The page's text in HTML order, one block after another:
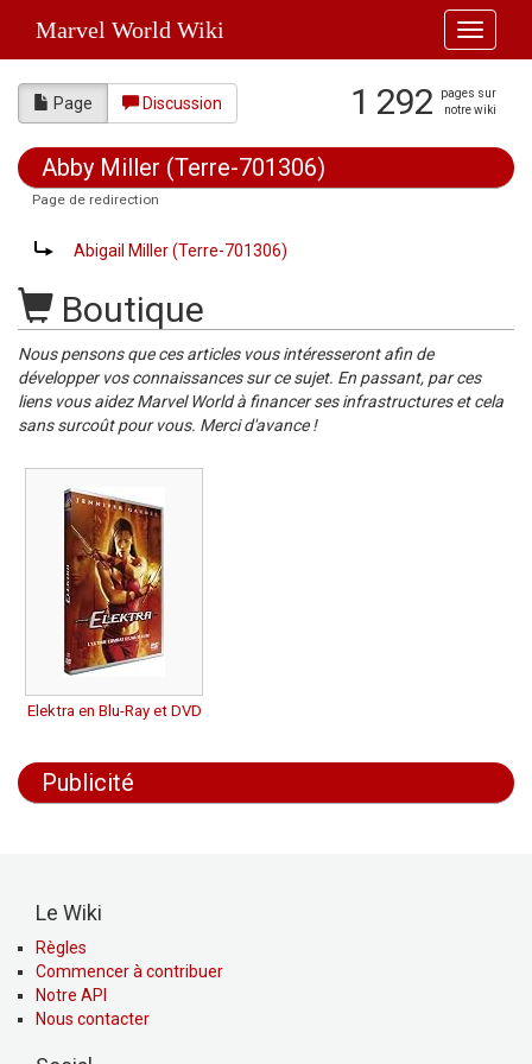
Toggle
Marvel World Wiki
Page Discussion 1 292
pages sur
notre wiki
Abby Miller (Terre-701306)
Page de redirection
Rediriger vers :
Abigail Miller (Terre-701306)
Boutique
Nous pensons que ces articles vous intéresseront afin de
développer vos connaissances sur ce sujet. En passant, par ces
liens vous aidez Marvel World à financer ses infrastructures et cela
sans surcoût pour vous. Merci d'avance !
Elektra en Blu-Ray et DVD
Publicité
Le Wiki
Règles
Commencer à contribuer
Notre API
Nous contacter